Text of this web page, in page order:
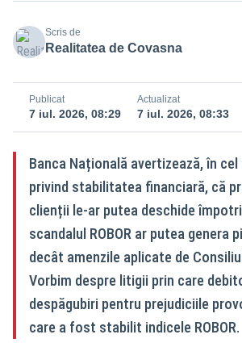
Scris de
Realitatea de Covasna
Publicat
7 iul. 2026, 08:29
Actualizat
7 iul. 2026, 08:33
Banca Națională avertizează, în
privind stabilitatea financiară, că
clienții le-ar putea deschide
scandalul ROBOR ar putea genera
decât amenzile aplicate de
Vorbim despre litigii prin care
despăgubiri pentru prejudiciile
care a fost stabilit indicele ROBOR.